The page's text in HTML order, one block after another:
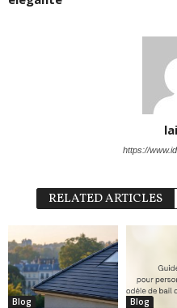
https://
RELATED ARTICLES
Blog Blog